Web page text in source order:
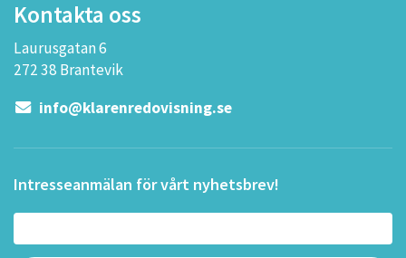
Kontakta oss
Laurusgatan 6
272 38 Brantevik
info@klarenredovisning.se
Intresseanmälan för vårt nyhetsbrev!